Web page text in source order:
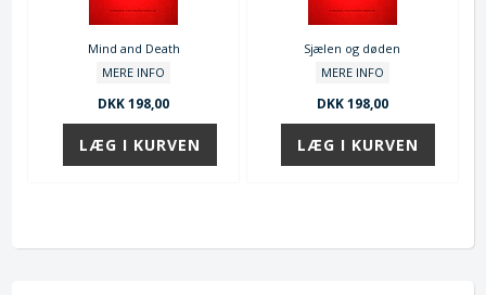
Mind and Death
MERE INFO
DKK 198,00
Sjælen og døden
MERE INFO
DKK 198,00